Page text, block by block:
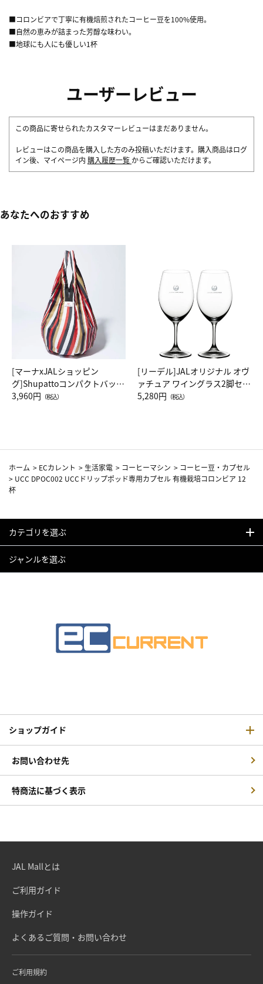
■コロンビアで丁寧に有機焙煎されたコーヒー豆を100%使用。
■自然の恵みが詰まった芳醇な味わい。
■地球にも人にも優しい1杯
ユーザーレビュー
この商品に寄せられたカスタマーレビューはまだありません。
レビューはこの商品を購入した方のみ投稿いただけます。購入商品はログ
イン後、マイページ内 購入履歴一覧 からご確認いただけます。
あなたへのおすすめ
[マーナxJALショッピン
グ]Shupattoコンパクトバッグ
Drop JAL客室乗務員（LC）ス
3,960円 （税込）
[リーデル]JALオリジナル オヴ
ァチュア ワイングラス2脚セッ
ト（レッドワイン）
5,280円 （税込）
ホーム > ECカレント > 生活家電 > コーヒーマシン > コーヒー豆・カプセル
> UCC DPOC002 UCCドリップポッド専用カプセル 有機栽培コロンビア 12
杯
カテゴリを選ぶ
ジャンルを選ぶ
ショップガイド
お問い合わせ先
特商法に基づく表示
JAL Mallとは
ご利用ガイド
操作ガイド
よくあるご質問・お問い合わせ
ご利用規約